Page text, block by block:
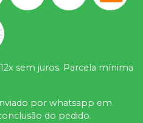
sem juros. Parcela mínima
por whatsapp em
do pedido.